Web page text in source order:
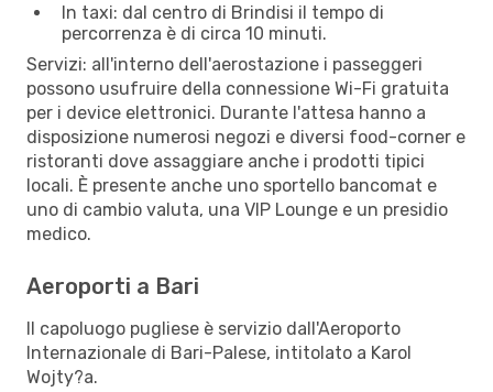
In taxi: dal centro di Brindisi il tempo di
percorrenza è di circa 10 minuti.
Servizi: all'interno dell'aerostazione i passeggeri
possono usufruire della connessione Wi-Fi gratuita
per i device elettronici. Durante l'attesa hanno a
disposizione numerosi negozi e diversi food-corner e
ristoranti dove assaggiare anche i prodotti tipici
locali. È presente anche uno sportello bancomat e
uno di cambio valuta, una VIP Lounge e un presidio
medico.
Aeroporti a Bari
Il capoluogo pugliese è servizio dall'Aeroporto
Internazionale di Bari-Palese, intitolato a Karol
Wojty?a.